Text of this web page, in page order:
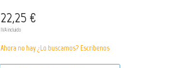
22,25 €
IVA incluido
Ahora no hay ¿Lo buscamos? Escribenos